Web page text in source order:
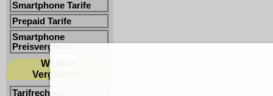
Smartphone Tarife
Prepaid Tarife
Smartphone
Preisvergleich
Weitere
Vergleiche:
Tarifrechner